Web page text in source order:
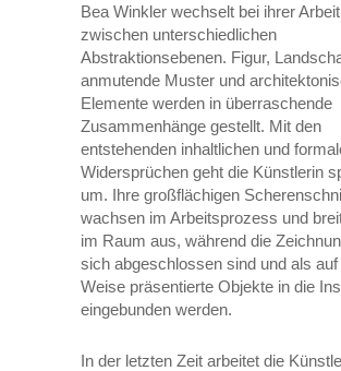
Bea Winkler wechselt bei ihrer Arbeit
zwischen unterschiedlichen
Abstraktionsebenen. Figur,
anmutende Muster und
Elemente werden in überraschende
Zusammenhänge gestellt. Mit den
entstehenden inhaltlichen und
Widersprüchen geht die Künstlerin
um. Ihre großflächigen
wachsen im Arbeitsprozess und
im Raum aus, während die
sich abgeschlossen sind und als
Weise präsentierte Objekte in die
eingebunden werden.
In der letzten Zeit arbeitet die